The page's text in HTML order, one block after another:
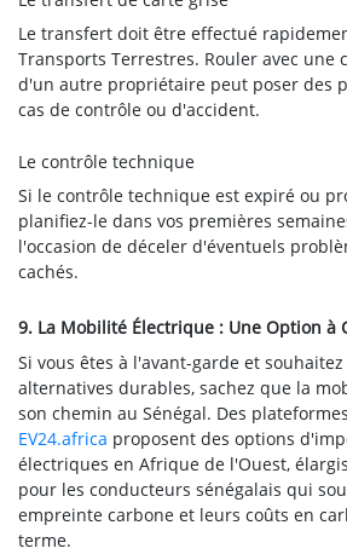
Le transfert doit être effectué
Transports Terrestres. Rouler avec une
d'un autre propriétaire peut poser des
cas de contrôle ou d'accident.
Le contrôle technique
Si le contrôle technique est expiré ou
planifiez-le dans vos premières
l'occasion de déceler d'éventuels
cachés.
9. La Mobilité Électrique : Une Option à
Si vous êtes à l'avant-garde et
alternatives durables, sachez que la
son chemin au Sénégal. Des
EV24.africa proposent des options
électriques en Afrique de l'Ouest,
pour les conducteurs sénégalais qui
empreinte carbone et leurs coûts en
terme.